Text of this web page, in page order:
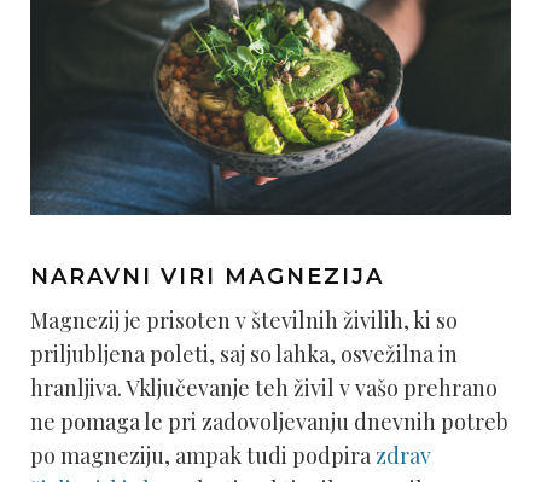
NARAVNI VIRI MAGNEZIJA
Magnezij je prisoten v številnih živilih, ki so
priljubljena poleti, saj so lahka, osvežilna in
hranljiva. Vključevanje teh živil v vašo prehrano
ne pomaga le pri zadovoljevanju dnevnih potreb
po magneziju, ampak tudi podpira zdrav